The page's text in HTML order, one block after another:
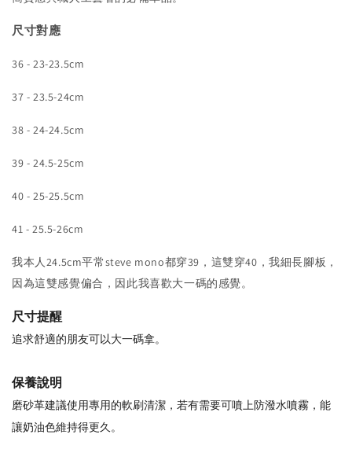
尺寸對應
36 - 23-23.5cm
37 - 23.5-24cm
38 - 24-24.5cm
39 - 24.5-25cm
40 - 25-25.5cm
41 - 25.5-26cm
我本人24.5cm平常steve mono都穿39，這雙穿40，我細長腳板，
因為這雙感覺偏合，因此我喜歡大一碼的感覺。
尺寸提醒
追求舒適的朋友可以大一碼拿。
保養說明
磨砂革建議使用專用的軟刷清潔，若有需要可噴上防潑水噴霧，能
讓奶油色維持得更久。